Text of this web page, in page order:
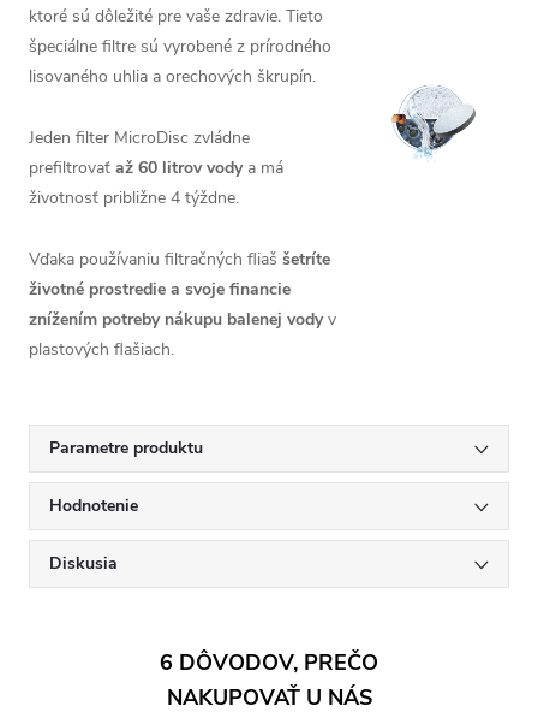
ktoré sú dôležité pre vaše zdravie. Tieto
špeciálne filtre sú vyrobené z prírodného
lisovaného uhlia a orechových škrupín.
Jeden filter MicroDisc zvládne
prefiltrovať až 60 litrov vodya má
životnosť približne 4 týždne.
Vďaka používaniu filtračných fliaš šetríte
životné prostredie a svoje financie
znížením potreby nákupu balenej vodyv
plastových flašiach.
Parametre produktu
Hodnotenie
Diskusia
6 DÔVODOV, PREČO
NAKUPOVAŤ U NÁS